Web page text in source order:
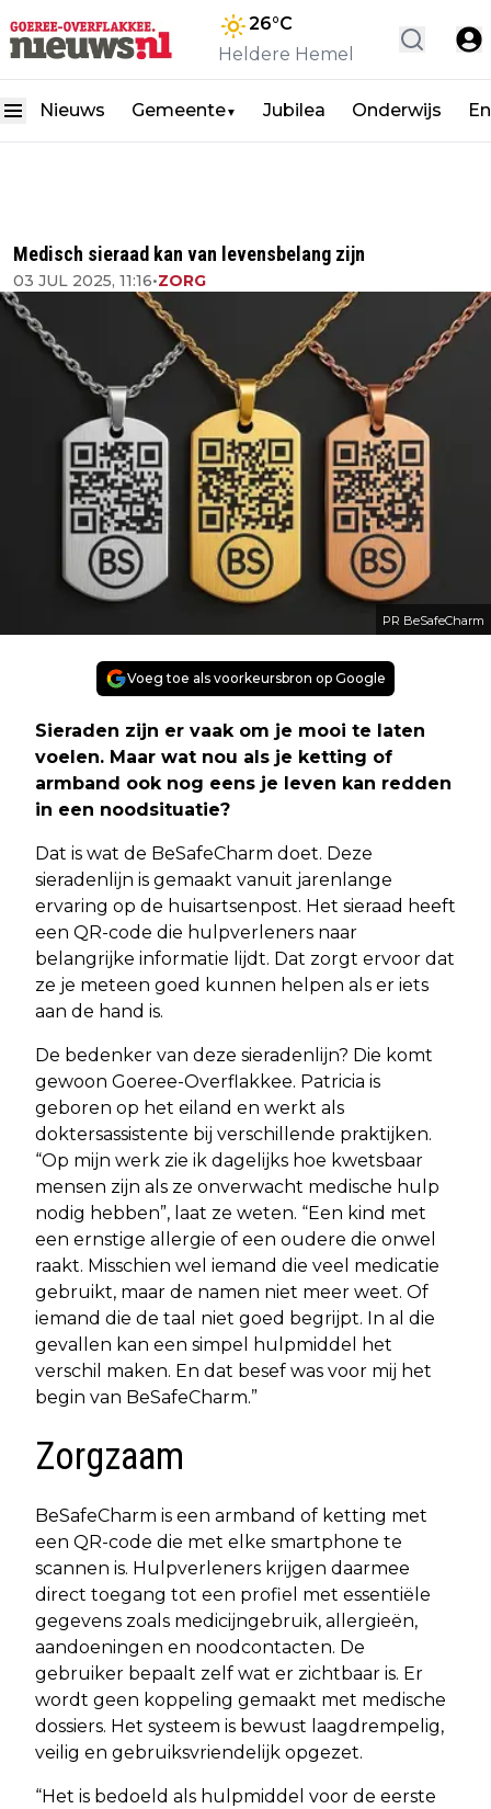
26°C
Heldere Hemel
Nieuws Gemeente▼ Jubilea Onderwijs
Medisch sieraad kan van levensbelang zijn
03 JUL 2025, 11:16•ZORG
PR BeSafeCharm
Voeg toe als voorkeursbron op Google
Sieraden zijn er vaak om je mooi te laten
voelen. Maar wat nou als je ketting of
armband ook nog eens je leven kan redden
in een noodsituatie?
Dat is wat de BeSafeCharm doet. Deze
sieradenlijn is gemaakt vanuit jarenlange
ervaring op de huisartsenpost. Het sieraad heeft
een QR-code die hulpverleners naar
belangrijke informatie lijdt. Dat zorgt ervoor dat
ze je meteen goed kunnen helpen als er iets
aan de hand is.
De bedenker van deze sieradenlijn? Die komt
gewoon Goeree-Overflakkee. Patricia is
geboren op het eiland en werkt als
doktersassistente bij verschillende praktijken.
“Op mijn werk zie ik dagelijks hoe kwetsbaar
mensen zijn als ze onverwacht medische hulp
nodig hebben”, laat ze weten. “Een kind met
een ernstige allergie of een oudere die onwel
raakt. Misschien wel iemand die veel medicatie
gebruikt, maar de namen niet meer weet. Of
iemand die de taal niet goed begrijpt. In al die
gevallen kan een simpel hulpmiddel het
verschil maken. En dat besef was voor mij het
begin van BeSafeCharm.”
Zorgzaam
BeSafeCharm is een armband of ketting met
een QR-code die met elke smartphone te
scannen is. Hulpverleners krijgen daarmee
direct toegang tot een profiel met essentiële
gegevens zoals medicijngebruik, allergieën,
aandoeningen en noodcontacten. De
gebruiker bepaalt zelf wat er zichtbaar is. Er
wordt geen koppeling gemaakt met medische
dossiers. Het systeem is bewust laagdrempelig,
veilig en gebruiksvriendelijk opgezet.
“Het is bedoeld als hulpmiddel voor de eerste